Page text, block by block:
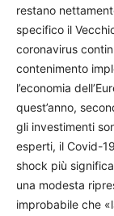
restano
specifico il
coronavirus
contenimento
l’economia
quest’anno,
gli investimenti
esperti, il Covid-
shock più
una modesta
improbabile che